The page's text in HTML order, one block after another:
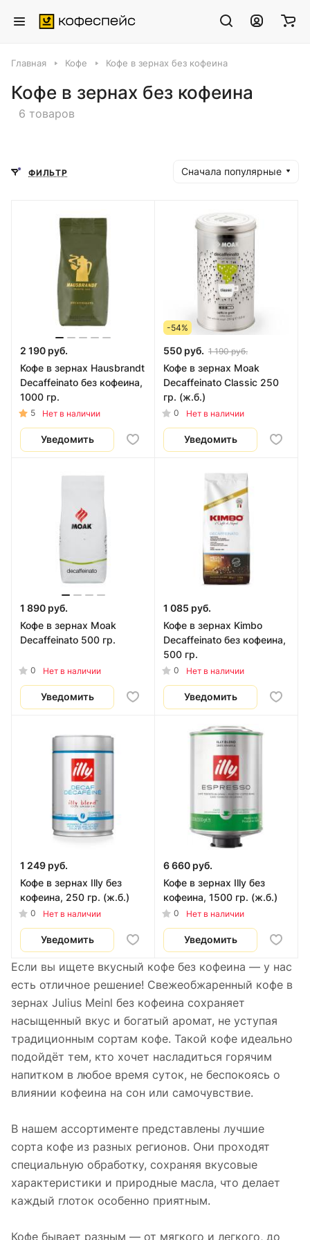
Главная Кофе Кофе в зернах без кофеина
Кофе в зернах без кофеина
6 товаров
ФИЛЬТР Сначала популярные
2 190 руб.
Кофе в зернах Hausbrandt
Decaffeinato без кофеина,
1000 гр.
5 Нет в наличии
Уведомить
-54%
550 руб. 1 190 руб.
Кофе в зернах Moak
Decaffeinato Classic 250
гр. (ж.б.)
0 Нет в наличии
Уведомить
1 890 руб.
Кофе в зернах Moak
Decaffeinato 500 гр.
0 Нет в наличии
Уведомить
1 085 руб.
Кофе в зернах Kimbo
Decaffeinato без кофеина,
500 гр.
0 Нет в наличии
Уведомить
1 249 руб.
Кофе в зернах Illy без
кофеина, 250 гр. (ж.б.)
0 Нет в наличии
Уведомить
6 660 руб.
Кофе в зернах Illy без
кофеина, 1500 гр. (ж.б.)
0 Нет в наличии
Уведомить
Если вы ищете вкусный кофе без кофеина — у нас
есть отличное решение! Свежеобжаренный кофе в
зернах Julius Meinl без кофеина сохраняет
насыщенный вкус и богатый аромат, не уступая
традиционным сортам кофе. Такой кофе идеально
подойдёт тем, кто хочет насладиться горячим
напитком в любое время суток, не беспокоясь о
влиянии кофеина на сон или самочувствие.
В нашем ассортименте представлены лучшие
сорта кофе из разных регионов. Они проходят
специальную обработку, сохраняя вкусовые
характеристики и природные масла, что делает
каждый глоток особенно приятным.
Кофе бывает разным — от мягкого и легкого, до